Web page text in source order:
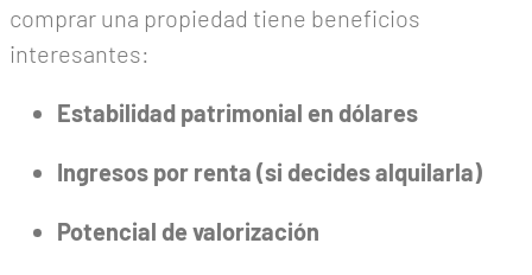
comprar una propiedad tiene beneficios
interesantes:
Estabilidad patrimonial en dólares
Ingresos por renta (si decides alquilarla)
Potencial de valorización